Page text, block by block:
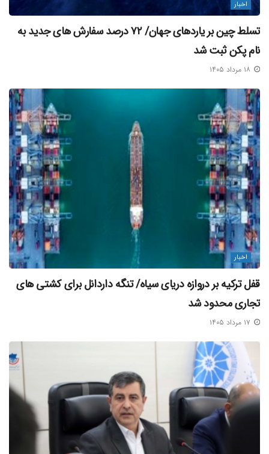
اخبار
تسلط چین بر یاردهای جهان/ ۷۲ درصد سفارش‌ های جدید به
نام پکن ثبت شد
اخبار
قفل ترکیه بر دروازه دریای سیاه/ تنگه داردانل برای کشتی‌ های
تجاری محدود شد